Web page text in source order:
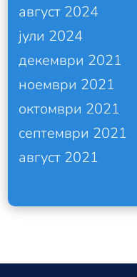
август 2024
јули 2024
декември 2021
ноември 2021
октомври 2021
септември 2021
август 2021